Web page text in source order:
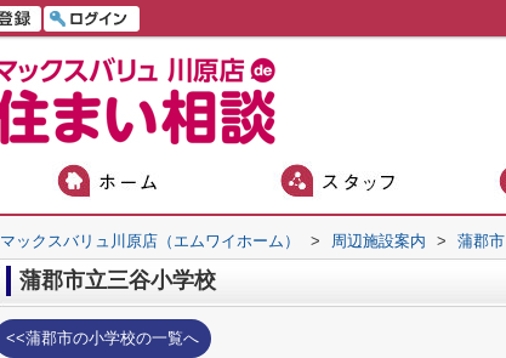
マックスバリュ川原店（エムワイホーム） > 周辺施設案内 > 蒲郡市
蒲郡市立三谷小学校
<<蒲郡市の小学校の一覧へ